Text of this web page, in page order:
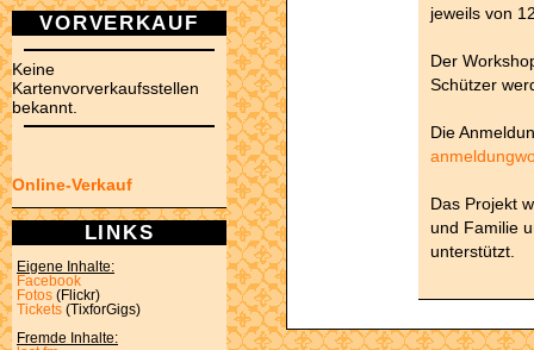
VORVERKAUF
Keine
Kartenvorverkaufsstellen
bekannt.
Online-Verkauf
LINKS
Eigene Inhalte:
Facebook
Fotos (Flickr)
Tickets (TixforGigs)
Fremde Inhalte:
jeweils von
Der
Schützer
Die
Das Projekt
und Familie
unterstützt.